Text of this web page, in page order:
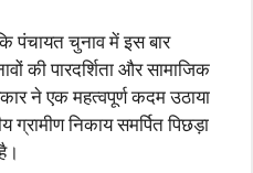
पंचायत चुनाव में इस बार
की पारदर्शिता और सामाजिक
ने एक महत्वपूर्ण कदम उठाया
निकाय समर्पित पिछड़ा